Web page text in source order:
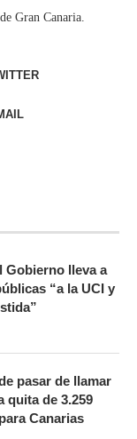
Gran Canaria.
Gobierno lleva a
“a la UCI y
pasar de llamar
quita de 3.259
Canarias